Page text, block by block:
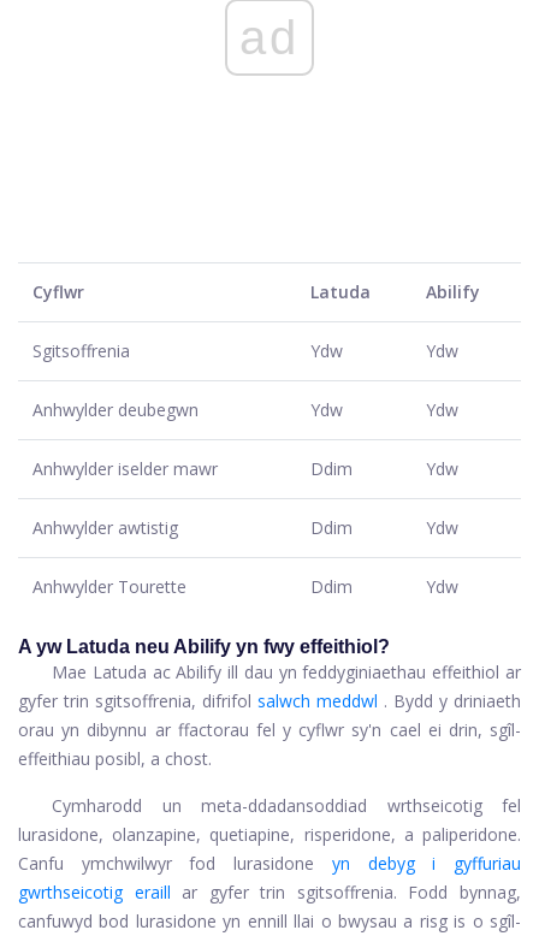
ad
Cyflwr Latuda Abilify
Sgitsoffrenia Ydw Ydw
Anhwylder deubegwn Ydw Ydw
Anhwylder iselder mawr Ddim Ydw
Anhwylder awtistig Ddim Ydw
Anhwylder Tourette Ddim Ydw
A yw Latuda neu Abilify yn fwy effeithiol?
Mae Latuda ac Abilify ill dau yn feddyginiaethau effeithiol ar
gyfer trin sgitsoffrenia, difrifol salwch meddwl . Bydd y driniaeth
orau yn dibynnu ar ffactorau fel y cyflwr sy'n cael ei drin, sgîl-
effeithiau posibl, a chost.
Cymharodd un meta-ddadansoddiad wrthseicotig fel
lurasidone, olanzapine, quetiapine, risperidone, a paliperidone.
Canfu ymchwilwyr fod lurasidone yn debyg i gyffuriau
gwrthseicotig eraill ar gyfer trin sgitsoffrenia. Fodd bynnag,
canfuwyd bod lurasidone yn ennill llai o bwysau a risg is o sgîl-